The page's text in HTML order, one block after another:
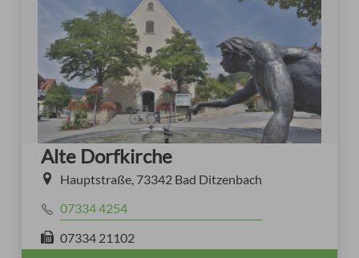
Alte Dorfkirche
Hauptstraße, 73342 Bad Ditzenbach
07334 4254
07334 21102